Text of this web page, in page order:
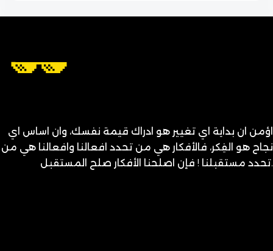
اؤمن ان بداية اي تغيير هو ادراك قيمة نفسك، وان اساس اي
نجاح هو الفِكر، فالأفكار هي من تحدد افعالنا وافعالنا هي من
تحدد مستقبلنا ! فإن اصلحنا الأفكار صلح المستقبل.